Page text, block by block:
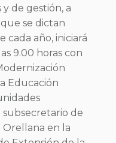
y de gestión, a
se dictan
cada año, iniciará
9.00 horas con
Educación
subsecretario de
en la